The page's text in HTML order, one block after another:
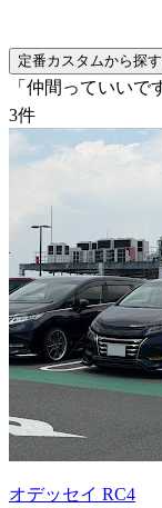
定番カスタムから探す
「仲間っていいで
3件
オデッセイ RC4